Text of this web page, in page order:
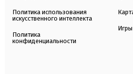
Политика использования
искусственного интеллекта
Политика
конфиденциальности
Игры